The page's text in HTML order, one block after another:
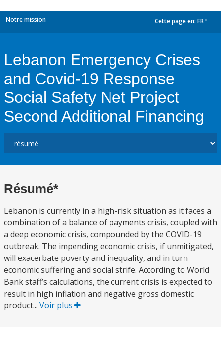
Notre mission Cette page en: FR
Lebanon Emergency Crises
and Covid-19 Response
Social Safety Net Project
Second Additional Financing
Résumé*
Lebanon is currently in a high-risk situation as it faces a
combination of a balance of payments crisis, coupled with
a deep economic crisis, compounded by the COVID-19
outbreak. The impending economic crisis, if unmitigated,
will exacerbate poverty and inequality, and in turn
economic suffering and social strife. According to World
Bank staff’s calculations, the current crisis is expected to
result in high inflation and negative gross domestic
product... Voir plus